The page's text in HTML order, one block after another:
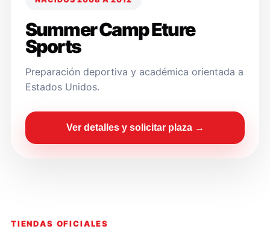
Summer Camp Eture
Sports
Preparación deportiva y académica orientada a
Estados Unidos.
Ver detalles y solicitar plaza →
TIENDAS OFICIALES